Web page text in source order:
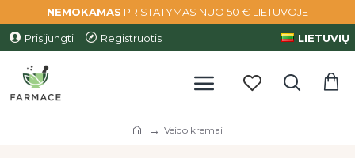
NEMOKAMAS PRISTATYMAS NUO 50 € LIETUVOJE
Prisijungti Registruotis LIETUVIŲ
Veido kremai